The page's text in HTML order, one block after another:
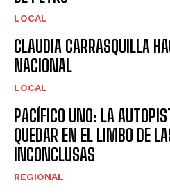
LOCAL
CLAUDIA CARRASQUILLA
NACIONAL
LOCAL
PACÍFICO UNO: LA
QUEDAR EN EL LIMBO DE
INCONCLUSAS
REGIONAL